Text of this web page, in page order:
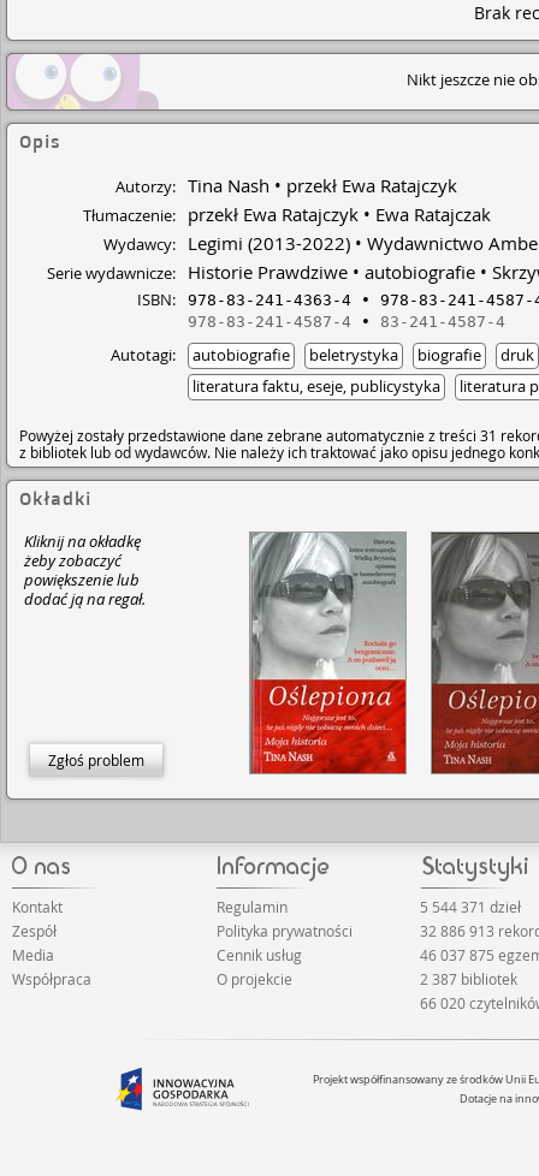
Brak
Nikt jeszcze nie
Opis
Autorzy: Tina Nash przekł Ewa Ratajczyk
Tłumaczenie: przekł Ewa Ratajczyk Ewa Ratajczak
Wydawcy: Legimi (2013-2022) Wydawnictwo
Serie wydawnicze: Historie Prawdziwe autobiografie
ISBN: 978-83-241-4363-4
978-83-241-4587-
978-83-241-4587-4
83-241-4587-4
Autotagi: autobiografie beletrystyka biografie
druk
literatura faktu, eseje, publicystyka
literatura
Powyżej zostały przedstawione dane zebrane automatycznie z treści 31
z bibliotek lub od wydawców. Nie należy ich traktować jako opisu jednego
Okładki
Kliknij na okładkę
żeby zobaczyć
powiększenie lub
dodać ją na regał.
Zgłoś problem
Kontakt
Zespół
Media
Współpraca
Regulamin
Polityka prywatności
Cennik usług
O projekcie
5 544 371 dzieł
32 886 913
46 037 875
2 387 bibliotek
66 020
Projekt współfinansowany ze środków Unii
Dotacje na